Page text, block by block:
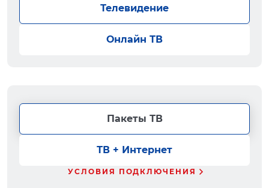
Телевидение
Онлайн ТВ
Пакеты ТВ
ТВ + Интернет
УСЛОВИЯ ПОДКЛЮЧЕНИЯ